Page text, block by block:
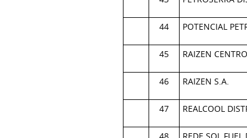
44 POTENCIAL
45 RAIZEN
46 RAIZEN S.A.
47 REALCOOL